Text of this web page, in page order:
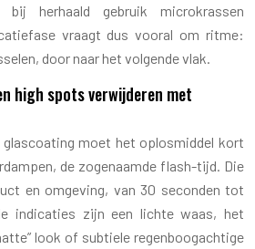
herhaald gebruik microkrassen
vraagt dus vooral om ritme:
door naar het volgende vlak.
high spots verwijderen met
glascoating moet het oplosmiddel kort
de zogenaamde flash-tijd. Die
en omgeving, van 30 seconden tot
indicaties zijn een lichte waas, het
look of subtiele regenboogachtige